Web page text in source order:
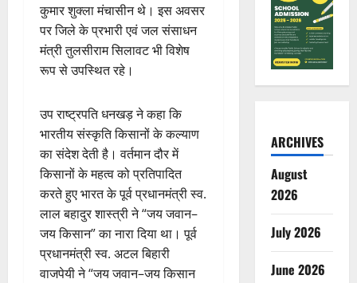
कुमार शुक्ला मंचासीन थे। इस अवसर
पर जिले के प्रभारी एवं जल संसाधन
मंत्री तुलसीराम सिलावट भी विशेष
रूप से उपस्थित रहे।
उप राष्ट्रपति धनखड़ ने कहा कि
भारतीय संस्कृति किसानों के कल्याण
का संदेश देती है। वर्तमान दौर में
किसानों के महत्व को प्रतिपादित
करते हुए भारत के पूर्व प्रधानमंत्री स्व.
लाल बहादुर शास्त्री ने “जय जवान–
जय किसान” का नारा दिया था। पूर्व
प्रधानमंत्री स्व. अटल बिहारी
वाजपेयी ने “जय जवान–जय किसान
ARCHIVES
August
2026
July 2026
June 2026